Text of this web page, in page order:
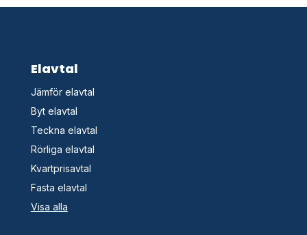
Elavtal
Jämför elavtal
Byt elavtal
Teckna elavtal
Rörliga elavtal
Kvartprisavtal
Fasta elavtal
Visa alla